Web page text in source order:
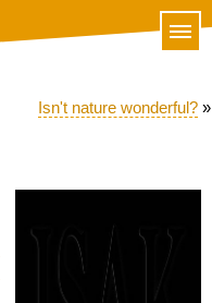
Isn't nature wonderful? »